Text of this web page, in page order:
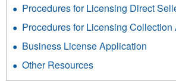
Procedures for Licensing Direct
Procedures for Licensing Collection
Business License Application
Other Resources